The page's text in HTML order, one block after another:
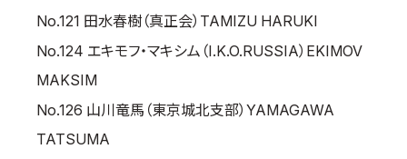
No.121 田水春樹（真正会）TAMIZU HARUKI
No.124 エキモフ・マキシム（I.K.O.RUSSIA）EKIMOV
MAKSIM
No.126 山川竜馬（東京城北支部）YAMAGAWA
TATSUMA